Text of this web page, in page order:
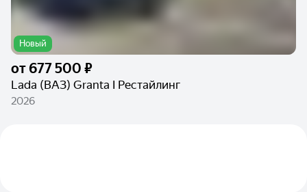
Новый
от677 500 ₽
Lada (ВАЗ) Granta I Рестайлинг
2026